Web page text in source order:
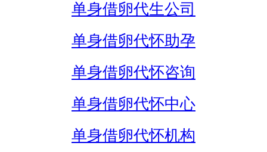
单身借卵代生公司
单身借卵代怀助孕
单身借卵代怀咨询
单身借卵代怀中心
单身借卵代怀机构